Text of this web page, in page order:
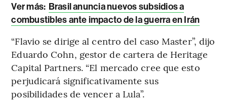
Ver más: Brasil anuncia nuevos subsidios a
combustibles ante impacto de la guerra en Irán
“Flavio se dirige al centro del caso Master”, dijo
Eduardo Cohn, gestor de cartera de Heritage
Capital Partners. “El mercado cree que esto
perjudicará significativamente sus
posibilidades de vencer a Lula”.